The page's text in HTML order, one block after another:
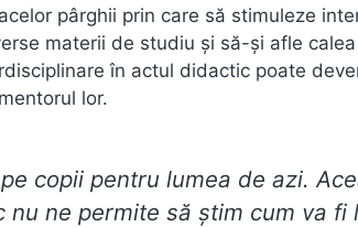
pârghii prin care să stimuleze
materii de studiu și să-și afle
în actul didactic poate
lor.
copii pentru lumea de azi.
nu ne permite să știm cum va